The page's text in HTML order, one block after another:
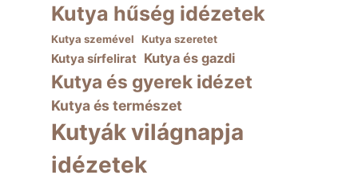
Kutya hűség idézetek
Kutya szemével Kutya szeretet
Kutya sírfelirat Kutya és gazdi
Kutya és gyerek idézet
Kutya és természet
Kutyák világnapja
idézetek